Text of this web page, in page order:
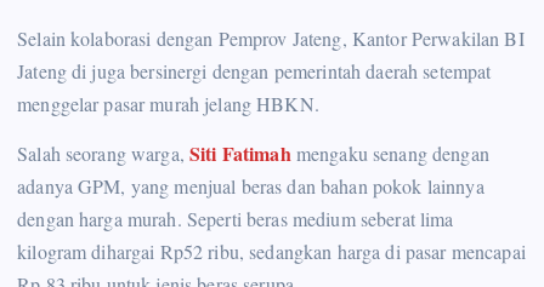
Selain kolaborasi dengan Pemprov Jateng, Kantor Perwakilan BI
Jateng di juga bersinergi dengan pemerintah daerah setempat
menggelar pasar murah jelang HBKN.
Salah seorang warga,Siti Fatimah mengaku senang dengan
adanya GPM, yang menjual beras dan bahan pokok lainnya
dengan harga murah. Seperti beras medium seberat lima
kilogram dihargai Rp52 ribu, sedangkan harga di pasar mencapai